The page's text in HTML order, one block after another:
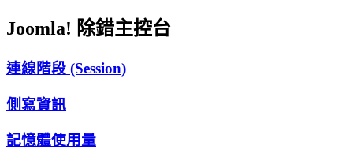
Joomla! 除錯主控台
連線階段 (Session)
側寫資訊
記憶體使用量